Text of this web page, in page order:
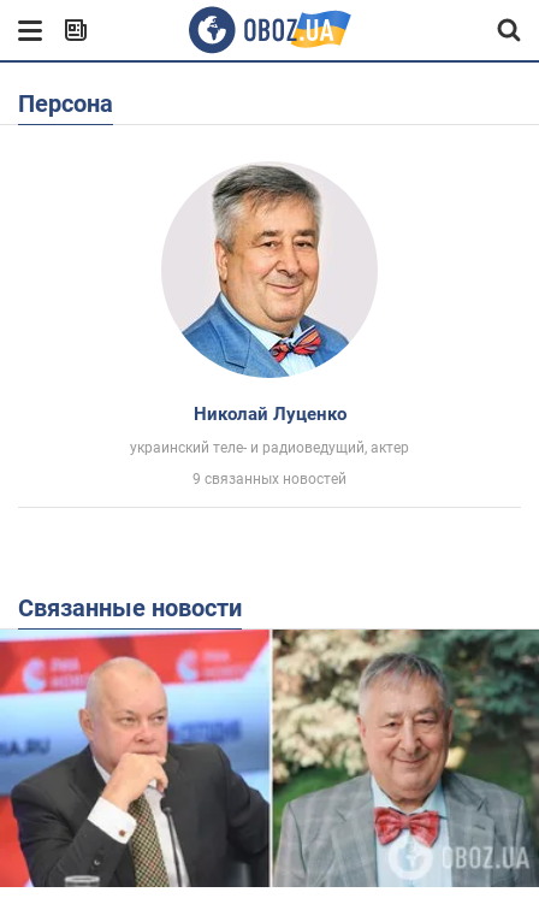
Персона
Николай Луценко
украинский теле- и радиоведущий, актер
9 связанных новостей
Связанные новости